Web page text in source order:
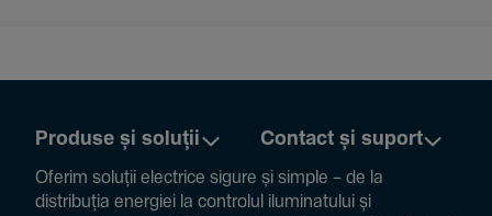
Produse și soluții Contact și suport
Oferim soluții electrice sigure și simple – de la
distribuția energiei la controlul ilumi­na­tului și